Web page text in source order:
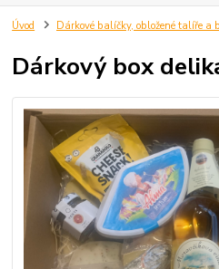
Úvod Dárkové balíčky, obložené talíře a
Dárkový box